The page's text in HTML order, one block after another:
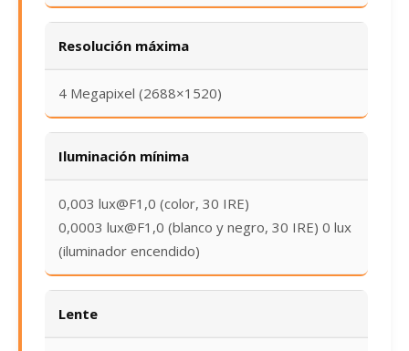
Resolución máxima
4 Megapixel (2688×1520)
Iluminación mínima
0,003 lux@F1,0 (color, 30 IRE)
0,0003 lux@F1,0 (blanco y negro, 30 IRE) 0 lux
(iluminador encendido)
Lente